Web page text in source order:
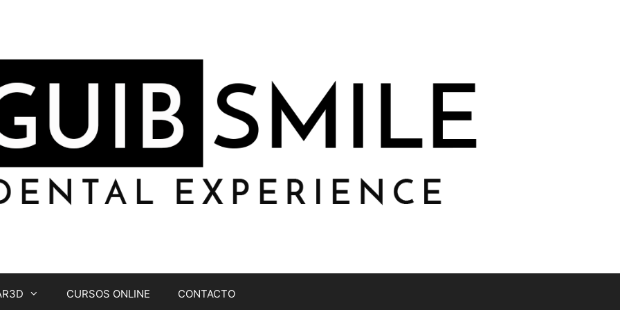
CURSOS ONLINE CONTACTO